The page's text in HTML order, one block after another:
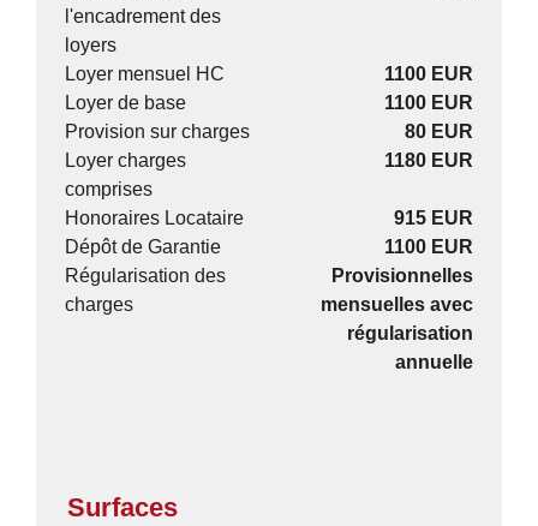
l'encadrement des
loyers
Loyer mensuel HC
1100 EUR
Loyer de base
1100 EUR
Provision sur charges
80 EUR
Loyer charges
comprises
1180 EUR
Honoraires Locataire
915 EUR
Dépôt de Garantie
1100 EUR
Régularisation des
charges
Provisionnelles
mensuelles avec
régularisation
annuelle
Surfaces